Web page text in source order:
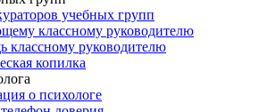
учебных групп
классному руководителю
классному руководителю
копилка
о психологе